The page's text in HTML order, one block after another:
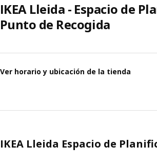
IKEA Lleida - Espacio de
Punto de Recogida
Ver horario y ubicación de la tienda
IKEA Lleida Espacio de